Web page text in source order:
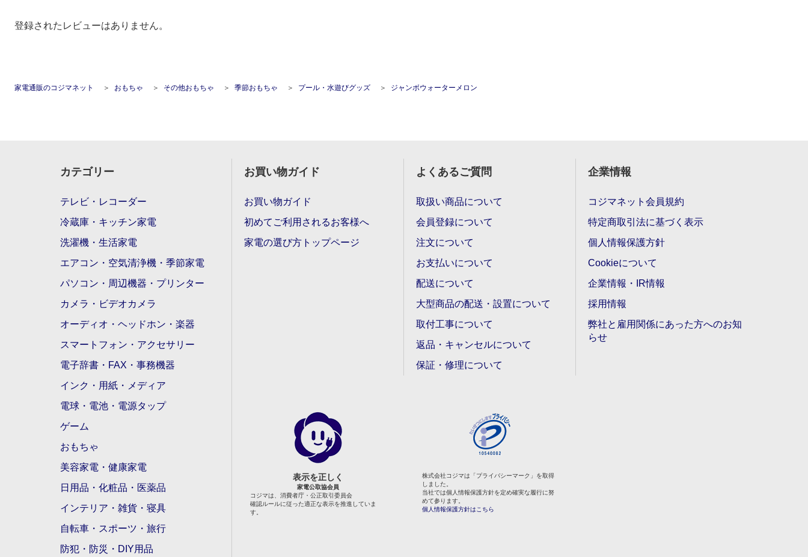
登録されたレビューはありません。
家電通販のコジマネット おもちゃ その他おもちゃ 季節おもちゃ プール・水遊びグッズ ジャンボウォーターメロン
カテゴリー
テレビ・レコーダー
冷蔵庫・キッチン家電
洗濯機・生活家電
エアコン・空気清浄機・季節家電
パソコン・周辺機器・プリンター
カメラ・ビデオカメラ
オーディオ・ヘッドホン・楽器
スマートフォン・アクセサリー
電子辞書・FAX・事務機器
インク・用紙・メディア
電球・電池・電源タップ
ゲーム
おもちゃ
美容家電・健康家電
日用品・化粧品・医薬品
インテリア・雑貨・寝具
自転車・スポーツ・旅行
防犯・防災・DIY用品
お買い物ガイド
お買い物ガイド
初めてご利用されるお客様へ
家電の選び方トップページ
よくあるご質問
取扱い商品について
会員登録について
注文について
お支払いについて
配送について
大型商品の配送・設置について
取付工事について
返品・キャンセルについて
保証・修理について
企業情報
コジマネット会員規約
特定商取引法に基づく表示
個人情報保護方針
Cookieについて
企業情報・IR情報
採用情報
弊社と雇用関係にあった方へのお知
らせ
表示を正しく
家電公取協会員
コジマは、消費者庁・公正取引委員会
確認ルールに従った適正な表示を推進していま
す。
株式会社コジマは「プライバシーマーク」を取得
しました。
当社では個人情報保護方針を定め確実な履行に努
めて参ります。
個人情報保護方針はこちら